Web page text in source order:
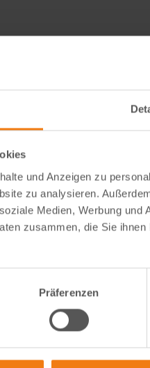
und Anzeigen zu
zu analysieren.
Medien, Werbung
zusammen, die Sie
Präferenzen
erforderlich)
Bodenunebenheiten)